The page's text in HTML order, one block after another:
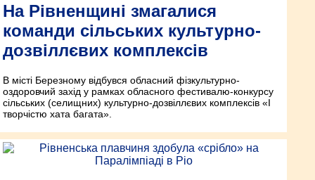
На Рівненщині змагалися
команди сільських культурно-
дозвіллєвих комплексів
В місті Березному відбувся обласний фізкультурно-
оздоровчий захід у рамках обласного фестивалю-конкурсу
сільських (селищних) культурно-дозвіллєвих комплексів «І
творчістю хата багата».